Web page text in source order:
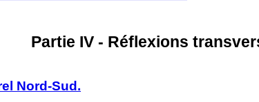
Partie IV - Réflexions
Nord-Sud.